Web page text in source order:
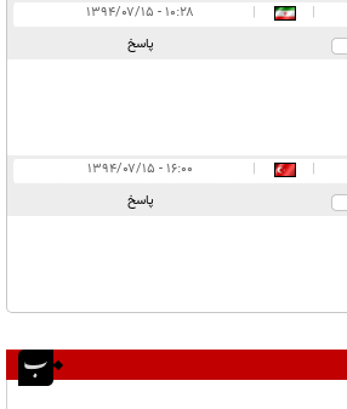
|
|
۱۰:۲۸ - ۱۳۹۴/۰۷/۱۵
پاسخ
|
|
۱۶:۰۰ - ۱۳۹۴/۰۷/۱۵
پاسخ